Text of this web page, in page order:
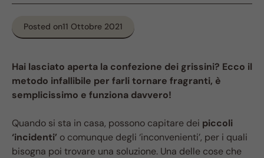
Posted on11 Ottobre 2021
Hai lasciato aperta la confezione dei grissini? Ecco il
metodo infallibile per farli tornare fragranti, è
semplicissimo e funziona davvero!
Quando si sta in casa, possono capitare dei piccoli
‘incidenti’ o comunque degli ‘inconvenienti’, per i quali
bisogna poi trovare una soluzione. Una delle cose che